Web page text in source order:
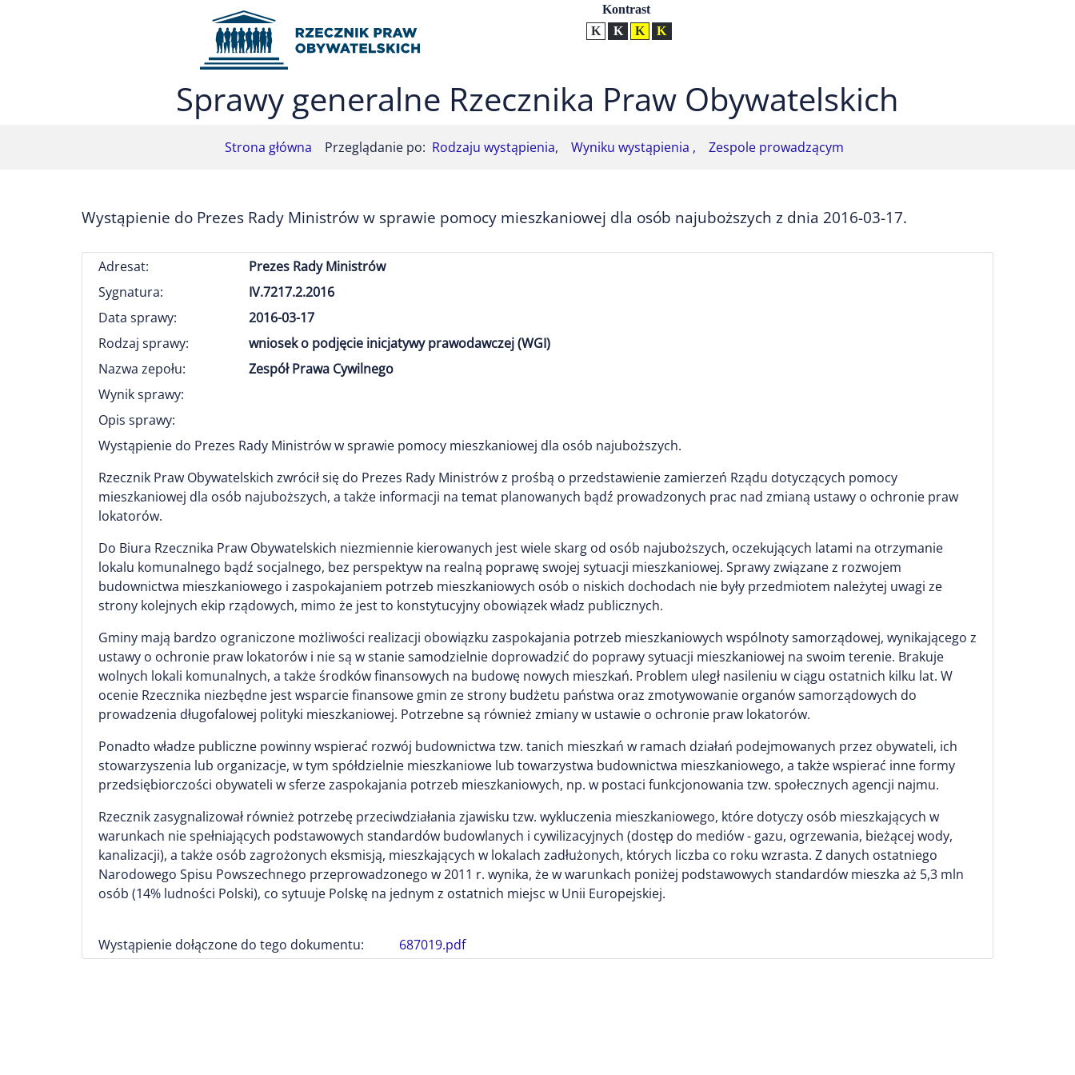
Przejdź do menu głównego (nacisnij Enter)
Przejdź do mapy serwisu (nacisnij Enter) UstawieniaKontrast
Kontrast normalny
Kontrast biały tekst na czarnym
Kontrast czarny tekst na żółtym
Sprawy generalne Rzecznika Praw Obywatelskich
Strona główna Przeglądanie po: Rodzaju wystąpienia, Wyniku wystąpienia , Zespole prowadzącym
Wystąpienie do Prezes Rady Ministrów w sprawie pomocy mieszkaniowej dla osób najuboższych z dnia 2016-03-17.
Adresat:
Prezes Rady Ministrów
Sygnatura:
IV.7217.2.2016
Data sprawy:
2016-03-17
Rodzaj sprawy:
wniosek o podjęcie inicjatywy prawodawczej (WGI)
Nazwa zepołu:
Zespół Prawa Cywilnego
Wynik sprawy:
Opis sprawy:
Wystąpienie do Prezes Rady Ministrów w sprawie pomocy mieszkaniowej dla osób najuboższych.
Rzecznik Praw Obywatelskich zwrócił się do Prezes Rady Ministrów z prośbą o przedstawienie zamierzeń Rządu dotyczących pomocy
mieszkaniowej dla osób najuboższych, a także informacji na temat planowanych bądź prowadzonych prac nad zmianą ustawy o ochronie praw
lokatorów.
Do Biura Rzecznika Praw Obywatelskich niezmiennie kierowanych jest wiele skarg od osób najuboższych, oczekujących latami na otrzymanie
lokalu komunalnego bądź socjalnego, bez perspektyw na realną poprawę swojej sytuacji mieszkaniowej. Sprawy związane z rozwojem
budownictwa mieszkaniowego i zaspokajaniem potrzeb mieszkaniowych osób o niskich dochodach nie były przedmiotem należytej uwagi ze
strony kolejnych ekip rządowych, mimo że jest to konstytucyjny obowiązek władz publicznych.
Gminy mają bardzo ograniczone możliwości realizacji obowiązku zaspokajania potrzeb mieszkaniowych wspólnoty samorządowej, wynikającego z
ustawy o ochronie praw lokatorów i nie są w stanie samodzielnie doprowadzić do poprawy sytuacji mieszkaniowej na swoim terenie. Brakuje
wolnych lokali komunalnych, a także środków finansowych na budowę nowych mieszkań. Problem uległ nasileniu w ciągu ostatnich kilku lat. W
ocenie Rzecznika niezbędne jest wsparcie finansowe gmin ze strony budżetu państwa oraz zmotywowanie organów samorządowych do
prowadzenia długofalowej polityki mieszkaniowej. Potrzebne są również zmiany w ustawie o ochronie praw lokatorów.
Ponadto władze publiczne powinny wspierać rozwój budownictwa tzw. tanich mieszkań w ramach działań podejmowanych przez obywateli, ich
stowarzyszenia lub organizacje, w tym spółdzielnie mieszkaniowe lub towarzystwa budownictwa mieszkaniowego, a także wspierać inne formy
przedsiębiorczości obywateli w sferze zaspokajania potrzeb mieszkaniowych, np. w postaci funkcjonowania tzw. społecznych agencji najmu.
Rzecznik zasygnalizował również potrzebę przeciwdziałania zjawisku tzw. wykluczenia mieszkaniowego, które dotyczy osób mieszkających w
warunkach nie spełniających podstawowych standardów budowlanych i cywilizacyjnych (dostęp do mediów - gazu, ogrzewania, bieżącej wody,
kanalizacji), a także osób zagrożonych eksmisją, mieszkających w lokalach zadłużonych, których liczba co roku wzrasta. Z danych ostatniego
Narodowego Spisu Powszechnego przeprowadzonego w 2011 r. wynika, że w warunkach poniżej podstawowych standardów mieszka aż 5,3 mln
osób (14% ludności Polski), co sytuuje Polskę na jednym z ostatnich miejsc w Unii Europejskiej.
Wystąpienie dołączone do tego dokumentu: 687019.pdf